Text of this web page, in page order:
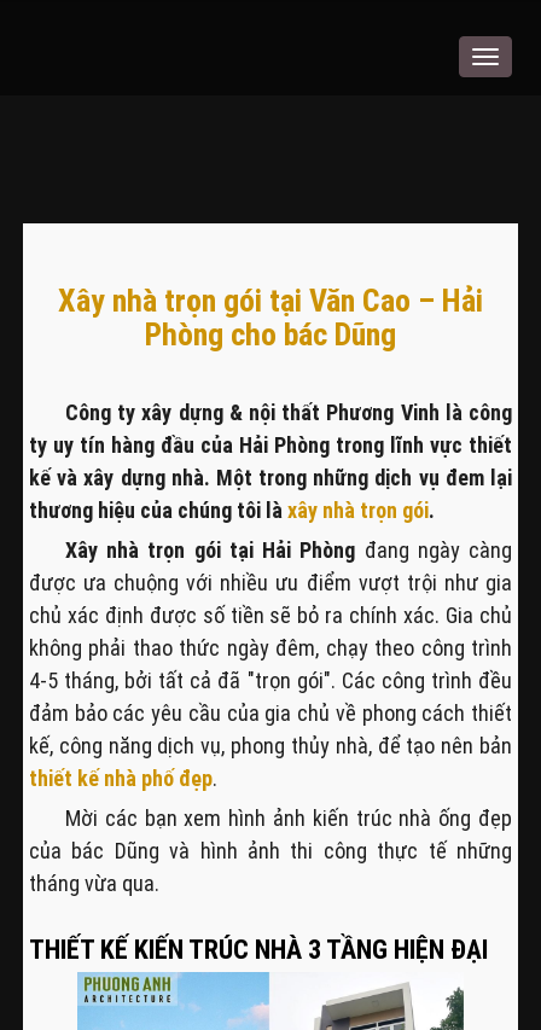
Toggle
Xây nhà trọn gói tại Văn Cao – Hải
Phòng cho bác Dũng
Công ty xây dựng & nội thất Phương Vinh là công
ty uy tín hàng đầu của Hải Phòng trong lĩnh vực thiết
kế và xây dựng nhà. Một trong những dịch vụ đem lại
thương hiệu của chúng tôi là xây nhà trọn gói.
Xây nhà trọn gói tại Hải Phòng đang ngày càng
được ưa chuộng với nhiều ưu điểm vượt trội như gia
chủ xác định được số tiền sẽ bỏ ra chính xác. Gia chủ
không phải thao thức ngày đêm, chạy theo công trình
4-5 tháng, bởi tất cả đã "trọn gói". Các công trình đều
đảm bảo các yêu cầu của gia chủ về phong cách thiết
kế, công năng dịch vụ, phong thủy nhà, để tạo nên bản
thiết kế nhà phố đẹp.
Mời các bạn xem hình ảnh kiến trúc nhà ống đẹp
của bác Dũng và hình ảnh thi công thực tế những
tháng vừa qua.
THIẾT KẾ KIẾN TRÚC NHÀ 3 TẦNG HIỆN ĐẠI